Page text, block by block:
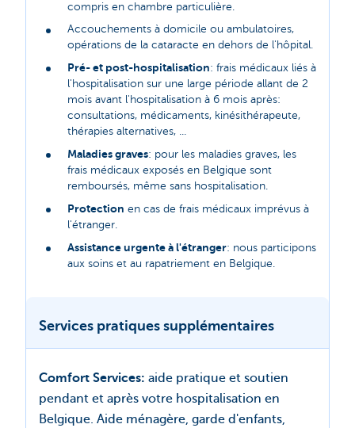
compris en chambre particulière.
Accouchements à domicile ou ambulatoires,
opérations de la cataracte en dehors de l'hôpital.
Pré- et post-hospitalisation: frais médicaux liés à
l'hospitalisation sur une large période allant de 2
mois avant l'hospitalisation à 6 mois après:
consultations, médicaments, kinésithérapeute,
thérapies alternatives, ...
Maladies graves: pour les maladies graves, les
frais médicaux exposés en Belgique sont
remboursés, même sans hospitalisation.
Protection en cas de frais médicaux imprévus à
l'étranger.
Assistance urgente à l'étranger: nous participons
aux soins et au rapatriement en Belgique.
Services pratiques supplémentaires
Comfort Services: aide pratique et soutien
pendant et après votre hospitalisation en
Belgique. Aide ménagère, garde d'enfants,